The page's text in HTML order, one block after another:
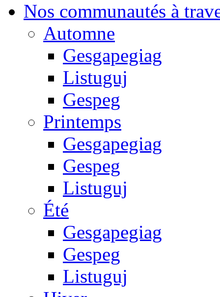
Nos communautés à
Automne
Gesgapegiag
Listuguj
Gespeg
Printemps
Gesgapegiag
Gespeg
Listuguj
Été
Gesgapegiag
Gespeg
Listuguj